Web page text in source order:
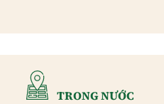
TRONG NƯỚC